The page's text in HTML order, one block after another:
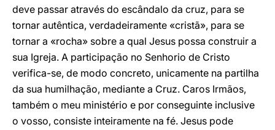
deve passar através do escândalo da cruz, para se
tornar autêntica, verdadeiramente «cristã», para se
tornar a «rocha» sobre a qual Jesus possa construir a
sua Igreja. A participação no Senhorio de Cristo
verifica-se, de modo concreto, unicamente na partilha
da sua humilhação, mediante a Cruz. Caros Irmãos,
também o meu ministério e por conseguinte inclusive
o vosso, consiste inteiramente na fé. Jesus pode